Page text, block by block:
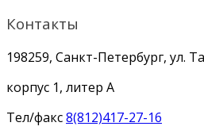
Контакты
198259, Санкт-Петербург, ул.
корпус 1, литер А
Тел/факс8(812)417-27-16